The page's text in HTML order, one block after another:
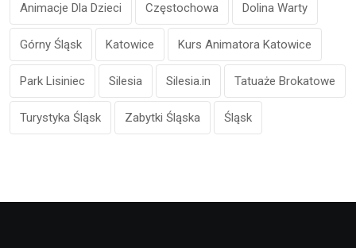
Animacje Dla Dzieci Częstochowa Dolina Warty
Górny Śląsk Katowice Kurs Animatora Katowice
Park Lisiniec Silesia Silesia.in Tatuaże Brokatowe
Turystyka Śląsk Zabytki Śląska Śląsk